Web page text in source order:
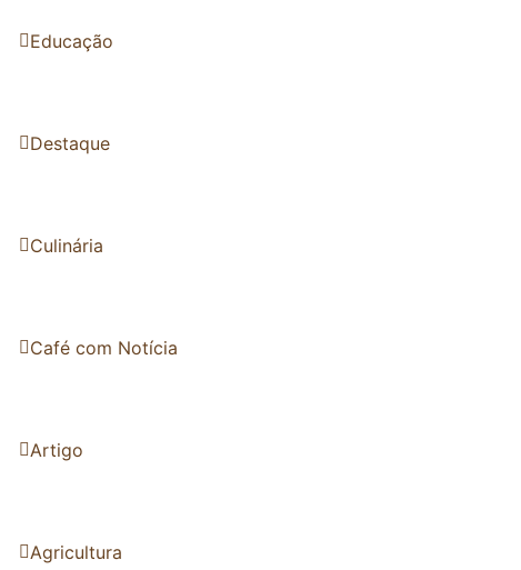
Educação
Destaque
Culinária
Café com Notícia
Artigo
Agricultura